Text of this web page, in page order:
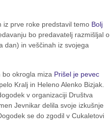
iz prve roke predstavil temo Bolj
bo predavatelj razmišljal o
dan) in veščinah iz svojega
okrogla miza Prišel je pevec
Kralj in Heleno Alenko Bizjak.
v organizaciji Društva
Jevnikar delila svoje izkušnje
se do zgodil v Cukaletovi